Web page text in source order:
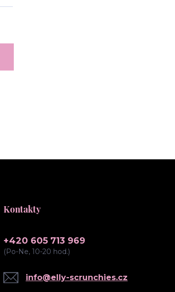
Kontakty
+420 605 713 969
(Po-Ne, 10-20 hod.)
info@elly-scrunchies.cz